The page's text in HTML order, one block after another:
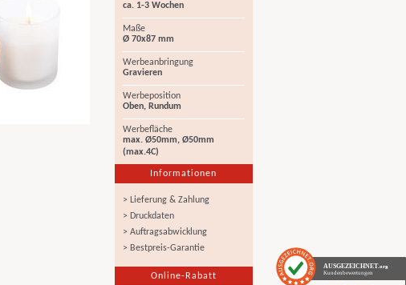
AUSGEZEICHNET .org
Kundenbewertungen
ca. 1-3 Wochen
Maße
Ø 70x87 mm
Werbeanbringung
Gravieren
Werbeposition
Oben, Rundum
Werbefläche
max. Ø50mm, Ø50mm
(max.4C)
Informationen
> Lieferung & Zahlung
> Druckdaten
> Auftragsabwicklung
> Bestpreis-Garantie
Online-Rabatt